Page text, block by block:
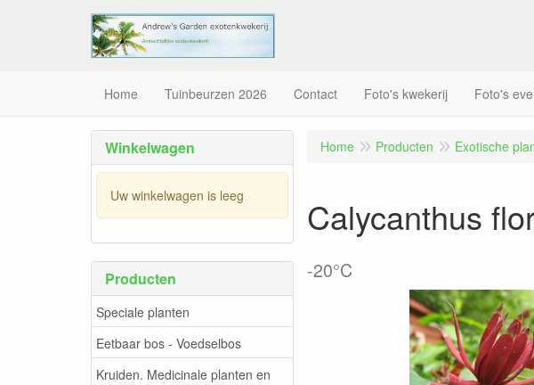
Home Tuinbeurzen 2026 Contact Foto's kwekerij Foto's
Winkelwagen
Uw winkelwagen is leeg
Producten
Speciale planten
Eetbaar bos - Voedselbos
Kruiden. Medicinale planten en
Home Producten Exotische
Calycanthus
-20°C